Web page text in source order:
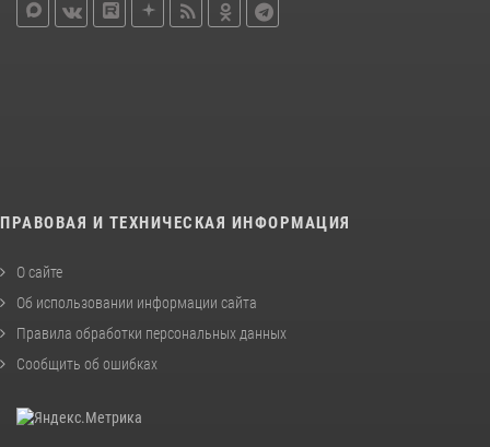
ПРАВОВАЯ И ТЕХНИЧЕСКАЯ ИНФОРМАЦИЯ
О сайте
Об использовании информации сайта
Правила обработки персональных данных
Сообщить об ошибках